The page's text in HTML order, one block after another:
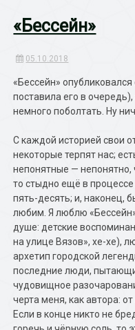
«Бессейн»
05.10.2018
«Бессейн»
поставила его в
немного поболтать. Ну
С каждой историей свои
некоторые терпят нас;
непонятные — непонятно,
то стыдно ещё в
пять-десять; и, наконец,
любим. Я люблю
душе: детские
на улице Вязов», хе-хе),
архетип городской
последние люди,
чудовищное
черта меня, как автора:
Если в конце никто не